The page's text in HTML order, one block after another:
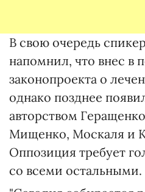
В свою очередь
напомнил, что внес в
законопроекта о
однако позднее
авторством
Мищенко, Москаля и
Оппозиция требует
со всеми остальными.